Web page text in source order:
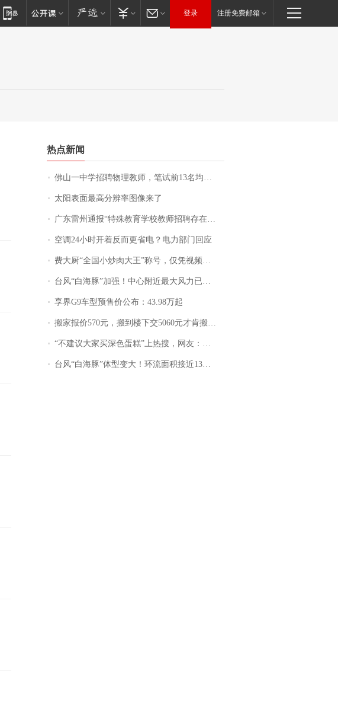
登录 注册免费邮箱
热点新闻
佛山一中学招聘物理教师，笔试前13名均遭淘汰？教育局：已叫停招聘，成立调查组全面核查
太阳表面最高分辨率图像来了
广东雷州通报“特殊教育学校教师招聘存在违规行为”：已启动问责程序 副校长被停职
空调24小时开着反而更省电？电力部门回应
费大厨“全国小炒肉大王”称号，仅凭视频评出？中国烹饪协会回应
台风“白海豚”加强！中心附近最大风力已达15级 最新研判
享界G9车型预售价公布：43.98万起
搬家报价570元，搬到楼下交5060元才肯搬上楼！女子傻眼了……
“不建议大家买深色蛋糕”上热搜，网友：天塌了！
台风“白海豚”体型变大！环流面积接近13个浙江那么大